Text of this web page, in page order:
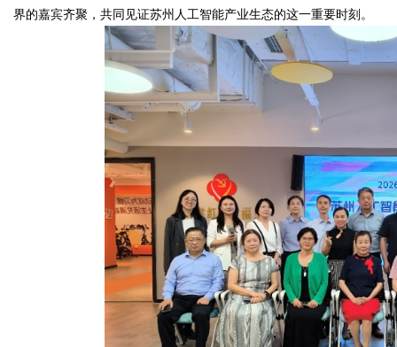
界的嘉宾齐聚，共同见证苏州人工智能产业生态的这一重要时刻。